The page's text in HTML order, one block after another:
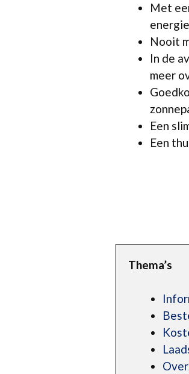
Met
Nooit
In de
meer
Een
Een
Thema’s